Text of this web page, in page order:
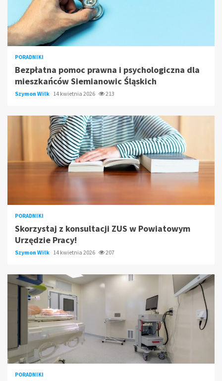
PORADNIKI
Bezpłatna pomoc prawna i psychologiczna dla
mieszkańców Siemianowic Śląskich
Szymon Wilk 14 kwietnia 2026 213
PORADNIKI
Skorzystaj z konsultacji ZUS w Powiatowym
Urzędzie Pracy!
Szymon Wilk 14 kwietnia 2026 207
PORADNIKI